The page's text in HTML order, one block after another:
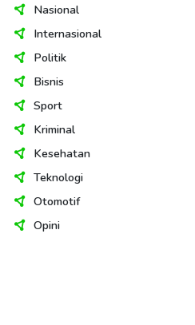
Nasional
Internasional
Politik
Bisnis
Sport
Kriminal
Kesehatan
Teknologi
Otomotif
Opini